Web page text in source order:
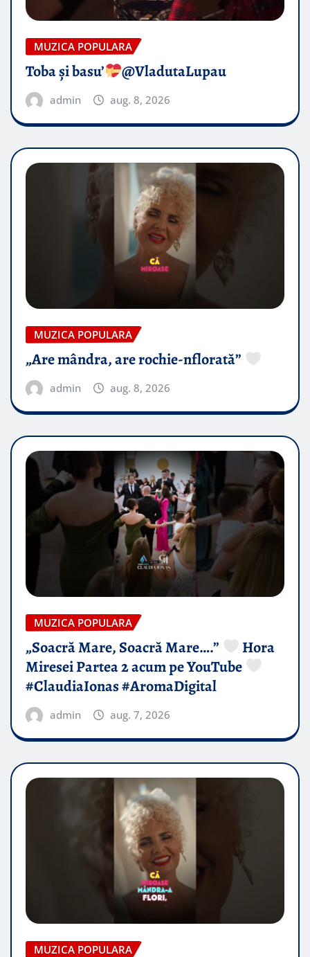
MUZICA POPULARA
Toba și basu’ @VladutaLupau
admin aug. 8, 2026
MUZICA POPULARA
„Are mândra, are rochie-nflorată”
admin aug. 8, 2026
MUZICA POPULARA
„Soacră Mare, Soacră Mare….”
Hora
Miresei Partea 2 acum pe YouTube
#ClaudiaIonas #AromaDigital
admin aug. 7, 2026
MUZICA POPULARA